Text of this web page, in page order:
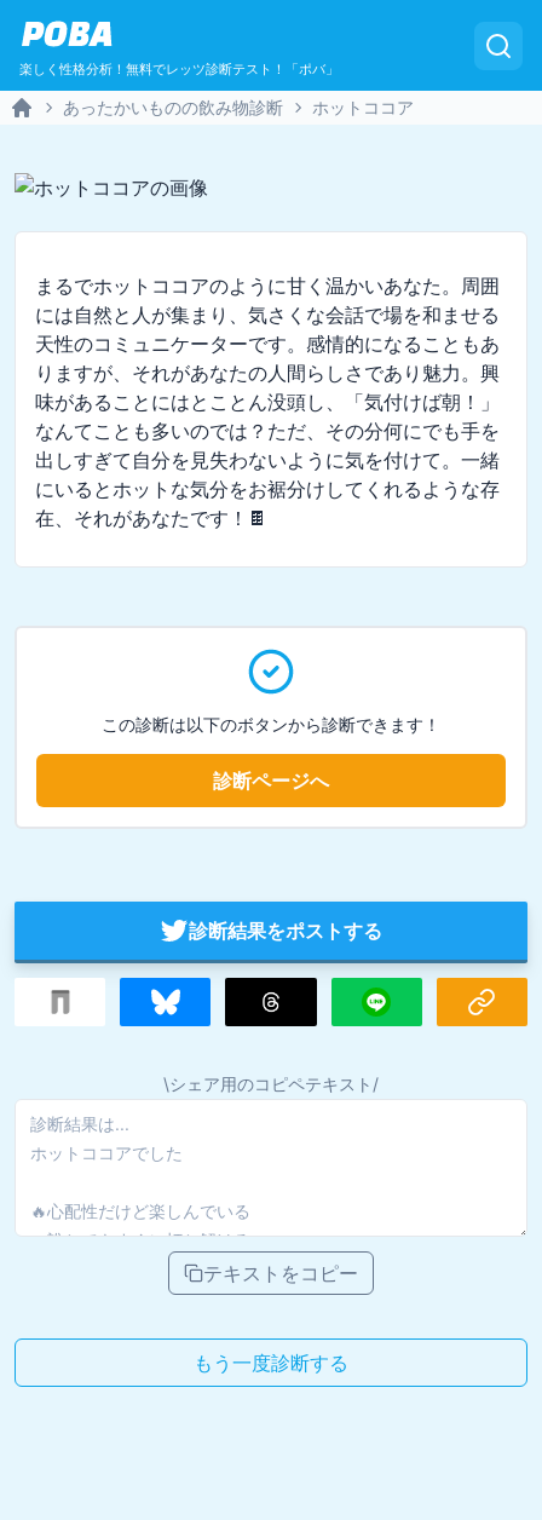
POBA
楽しく性格分析！無料でレッツ診断テスト！「ポバ」
あったかいものの飲み物診断 ホットココア
まるでホットココアのように甘く温かいあなた。周囲
には自然と人が集まり、気さくな会話で場を和ませる
天性のコミュニケーターです。感情的になることもあ
りますが、それがあなたの人間らしさであり魅力。興
味があることにはとことん没頭し、「気付けば朝！」
なんてことも多いのでは？ただ、その分何にでも手を
出しすぎて自分を見失わないように気を付けて。一緒
にいるとホットな気分をお裾分けしてくれるような存
在、それがあなたです！🍫
この診断は以下のボタンから診断できます！
診断ページへ
診断結果をポストする
\シェア用のコピペテキスト/
テキストをコピー
もう一度診断する